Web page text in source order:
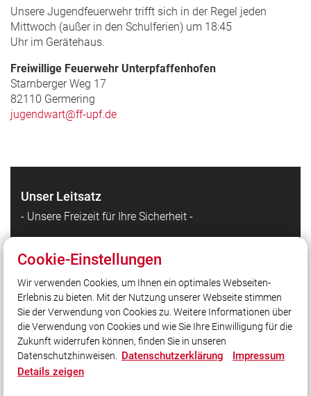
Unsere Jugendfeuerwehr trifft sich in der Regel jeden
Mittwoch (außer in den Schulferien) um 18:45
Uhr im Gerätehaus.
Freiwillige Feuerwehr Unterpfaffenhofen
Starnberger Weg 17
82110 Germering
jugendwart@ff-upf.de
Unser Leitsatz
- Unsere Freizeit für Ihre Sicherheit -
Quicklinks
Stadt Germering
Freiwillige Feuerwehr Germering
YouTube
Social Media
Cookie-Einstellungen
Wir verwenden Cookies, um Ihnen ein optimales Webseiten-
Erlebnis zu bieten. Mit der Nutzung unserer Webseite stimmen
Sie der Verwendung von Cookies zu. Weitere Informationen über
die Verwendung von Cookies und wie Sie Ihre Einwilligung für die
Zukunft widerrufen können, finden Sie in unseren
Datenschutzhinweisen. Datenschutzerklärung
Impressum
Details zeigen